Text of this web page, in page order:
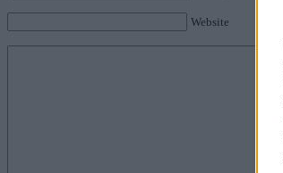
Website